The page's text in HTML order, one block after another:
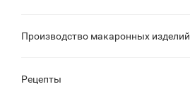
Производство макаронных изделий
Рецепты